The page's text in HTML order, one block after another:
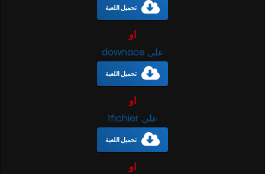
تحميل اللعبة
او
على downace
تحميل اللعبة
او
على 1fichier
تحميل اللعبة
او